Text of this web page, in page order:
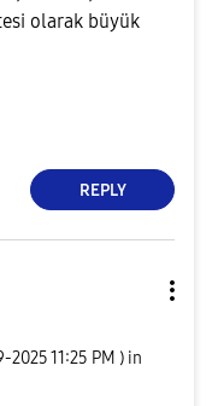
olarak büyük
REPLY
202511:25 PM ) in